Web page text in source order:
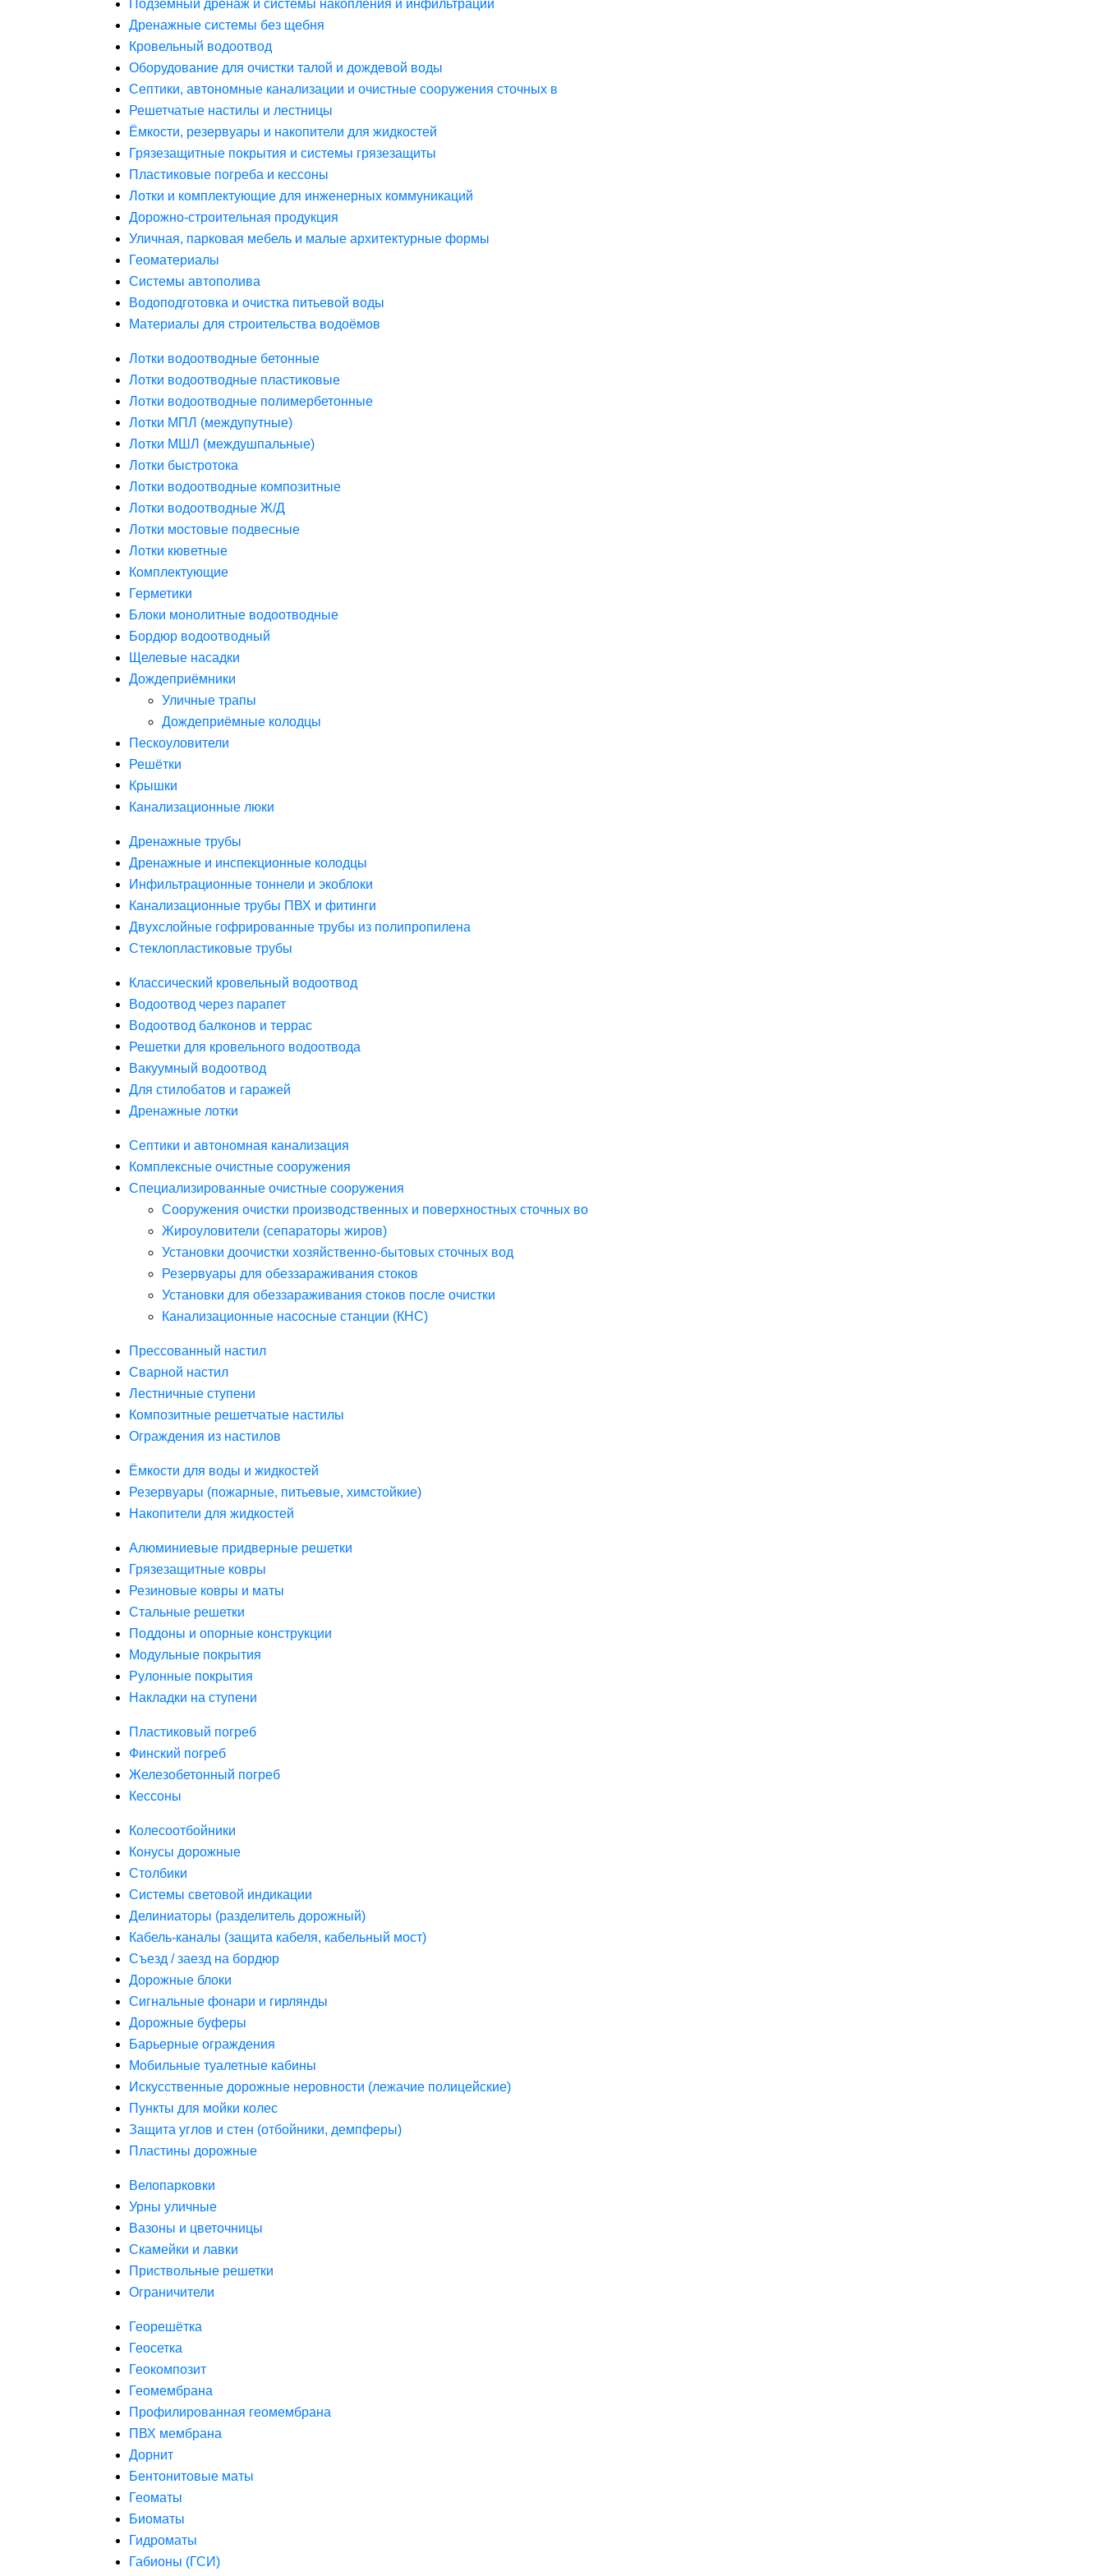
Подземный дренаж и системы накопления и инфильтрации
Дренажные системы без щебня
Кровельный водоотвод
Оборудование для очистки талой и дождевой воды
Септики, автономные канализации и очистные сооружения сточных в
Решетчатые настилы и лестницы
Ёмкости, резервуары и накопители для жидкостей
Грязезащитные покрытия и системы грязезащиты
Пластиковые погреба и кессоны
Лотки и комплектующие для инженерных коммуникаций
Дорожно-строительная продукция
Уличная, парковая мебель и малые архитектурные формы
Геоматериалы
Системы автополива
Водоподготовка и очистка питьевой воды
Материалы для строительства водоёмов
Лотки водоотводные бетонные
Лотки водоотводные пластиковые
Лотки водоотводные полимербетонные
Лотки МПЛ (междупутные)
Лотки МШЛ (междушпальные)
Лотки быстротока
Лотки водоотводные композитные
Лотки водоотводные Ж/Д
Лотки мостовые подвесные
Лотки кюветные
Комплектующие
Герметики
Блоки монолитные водоотводные
Бордюр водоотводный
Щелевые насадки
Дождеприёмники
Уличные трапы
Дождеприёмные колодцы
Пескоуловители
Решётки
Крышки
Канализационные люки
Дренажные трубы
Дренажные и инспекционные колодцы
Инфильтрационные тоннели и экоблоки
Канализационные трубы ПВХ и фитинги
Двухслойные гофрированные трубы из полипропилена
Стеклопластиковые трубы
Классический кровельный водоотвод
Водоотвод через парапет
Водоотвод балконов и террас
Решетки для кровельного водоотвода
Вакуумный водоотвод
Для стилобатов и гаражей
Дренажные лотки
Септики и автономная канализация
Комплексные очистные сооружения
Специализированные очистные сооружения
Сооружения очистки производственных и поверхностных сточных во
Жироуловители (сепараторы жиров)
Установки доочистки хозяйственно-бытовых сточных вод
Резервуары для обеззараживания стоков
Установки для обеззараживания стоков после очистки
Канализационные насосные станции (КНС)
Прессованный настил
Сварной настил
Лестничные ступени
Композитные решетчатые настилы
Ограждения из настилов
Ёмкости для воды и жидкостей
Резервуары (пожарные, питьевые, химстойкие)
Накопители для жидкостей
Алюминиевые придверные решетки
Грязезащитные ковры
Резиновые ковры и маты
Стальные решетки
Поддоны и опорные конструкции
Модульные покрытия
Рулонные покрытия
Накладки на ступени
Пластиковый погреб
Финский погреб
Железобетонный погреб
Кессоны
Колесоотбойники
Конусы дорожные
Столбики
Системы световой индикации
Делиниаторы (разделитель дорожный)
Кабель-каналы (защита кабеля, кабельный мост)
Съезд / заезд на бордюр
Дорожные блоки
Сигнальные фонари и гирлянды
Дорожные буферы
Барьерные ограждения
Мобильные туалетные кабины
Искусственные дорожные неровности (лежачие полицейские)
Пункты для мойки колес
Защита углов и стен (отбойники, демпферы)
Пластины дорожные
Велопарковки
Урны уличные
Вазоны и цветочницы
Скамейки и лавки
Приствольные решетки
Ограничители
Георешётка
Геосетка
Геокомпозит
Геомембрана
Профилированная геомембрана
ПВХ мембрана
Дорнит
Бентонитовые маты
Геоматы
Биоматы
Гидроматы
Габионы (ГСИ)